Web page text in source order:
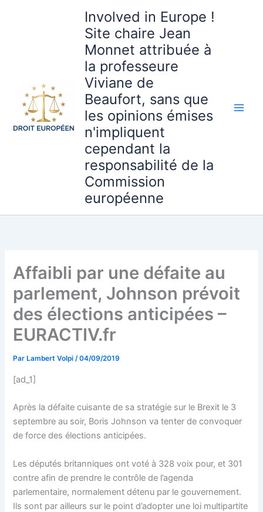
Involved in Europe !
Site chaire Jean
Monnet attribuée à
la professeure
Viviane de
Beaufort, sans que
les opinions émises
n'impliquent
cependant la
responsabilité de la
Commission
européenne
Affaibli par une défaite au
parlement, Johnson prévoit
des élections anticipées –
EURACTIV.fr
Par Lambert Volpi/04/09/2019
[ad_1]
Après la défaite cuisante de sa stratégie sur le Brexit le 3
septembre au soir, Boris Johnson va tenter de convoquer
de force des élections anticipées.
Les députés britanniques ont voté à 328 voix pour, et 301
contre afin de prendre le contrôle de l’agenda
parlementaire, normalement détenu par le gouvernement.
Ils sont par ailleurs sur le point d’adopter une loi multipartite